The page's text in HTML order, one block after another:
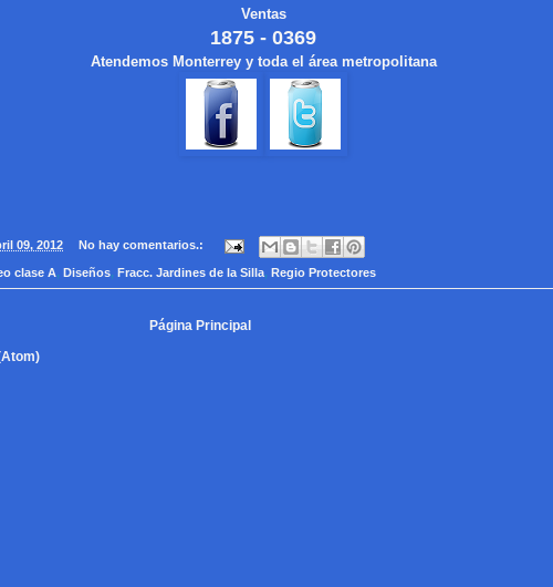
Ventas
1875 - 0369
Atendemos Monterrey y toda el área metropolitana
09, 2012 No hay comentarios.:
clase A, Diseños, Fracc. Jardines de la Silla, Regio Protectores
Página Principal